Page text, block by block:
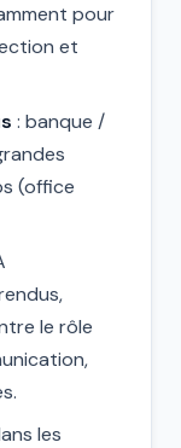
pour
et
: banque /
(office
le rôle
les